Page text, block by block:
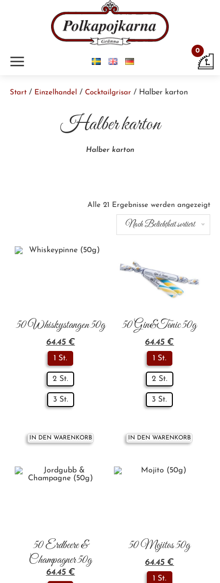
m 0
Start / Einzelhandel / Cocktailgrisar / Halber karton
Halber karton
Halber karton
Alle 21 Ergebnisse werden angezeigt
Nach Beliebtheit sortiert
50 Whiskystangen 50g
64.45 €
1 St.
2 St.
3 St.
IN DEN WARENKORB
50 Gin&Tonic 50g
64.45 €
1 St.
2 St.
3 St.
IN DEN WARENKORB
50 Erdbeere &
Champagner 50g
64.45 €
50 Mojitos 50g
64.45 €
1 St.